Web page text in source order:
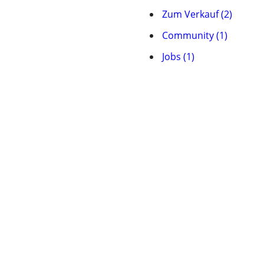
Zum Verkauf (2)
Community (1)
Jobs (1)